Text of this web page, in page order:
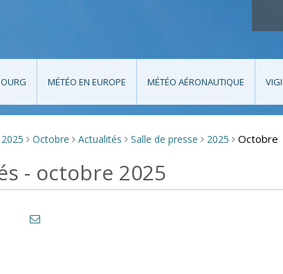
MÉTÉO EN EUROPE MÉTÉO AÉRONAUTIQUE
2025 > Octobre > Actualités > Salle de presse > 2025 > Octobre
- octobre 2025